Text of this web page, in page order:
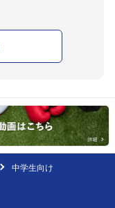
中学生向け